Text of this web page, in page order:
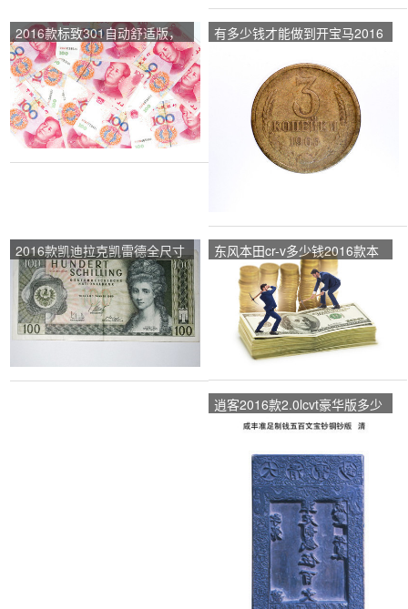
2016款标致301自动舒适版，
多少值得入手？
有多少钱才能做到开宝马2016
2016款凯迪拉克凯雷德全尺寸
suv大车多少钱？
东风本田cr-v多少钱2016款本
田crv价格？
逍客2016款2.0lcvt豪华版多少